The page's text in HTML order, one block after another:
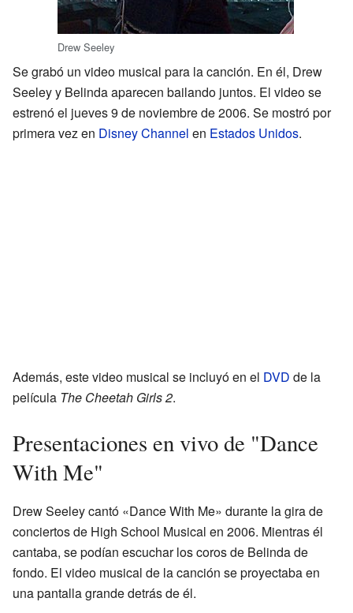
Drew Seeley
Se grabó un video musical para la canción. En él, Drew
Seeley y Belinda aparecen bailando juntos. El video se
estrenó el jueves 9 de noviembre de 2006. Se mostró por
primera vez en Disney Channel en Estados Unidos.
Además, este video musical se incluyó en el DVD de la
película The Cheetah Girls 2.
Presentaciones en vivo de "Dance
With Me"
Drew Seeley cantó «Dance With Me» durante la gira de
conciertos de High School Musical en 2006. Mientras él
cantaba, se podían escuchar los coros de Belinda de
fondo. El video musical de la canción se proyectaba en
una pantalla grande detrás de él.